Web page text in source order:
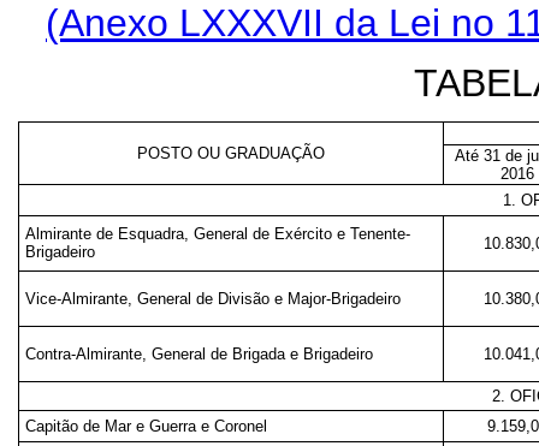
(Anexo LXXXVII da Lei no
POSTO OU GRADUAÇÃO
Até 31 de
2016
1.
Almirante de Esquadra, General de Exército e Tenente-
Brigadeiro
Vice-Almirante, General de Divisão e Major-Brigadeiro
Contra-Almirante, General de Brigada e Brigadeiro
2.
Capitão de Mar e Guerra e Coronel